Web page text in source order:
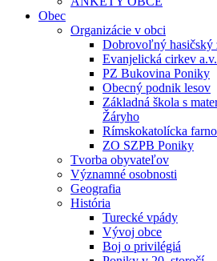
Obec
Organizácie v obci
Dobrovoľný hasičský
Evanjelická cirkev
PZ Bukovina Poniky
Obecný podnik lesov
Základná škola s
Žáryho
Rímskokatolícka
ZO SZPB Poniky
Tvorba obyvateľov
Významné osobnosti
Geografia
História
Turecké vpády
Vývoj obce
Boj o privilégiá